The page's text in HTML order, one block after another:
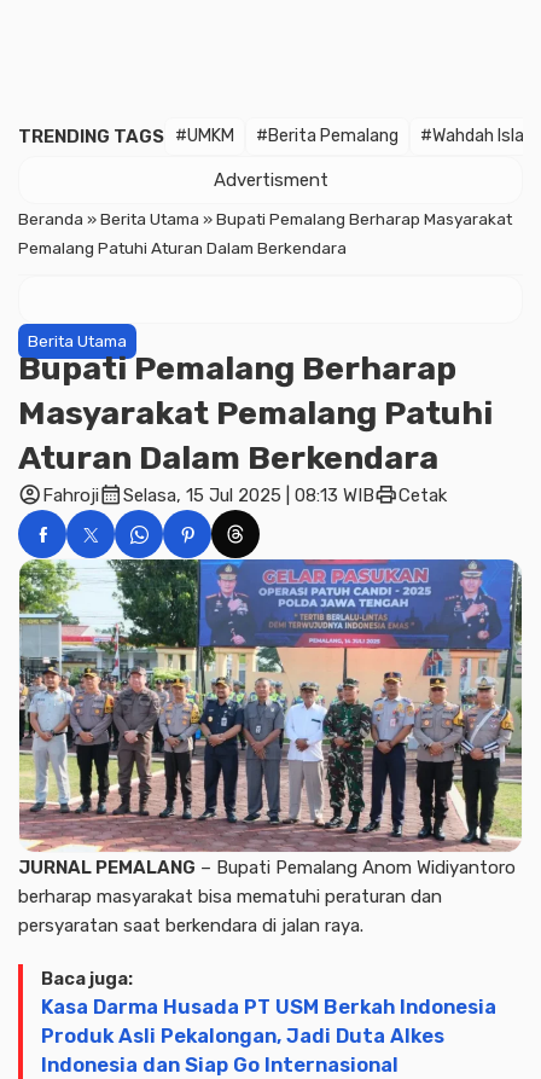
TRENDING TAGS #UMKM #Berita Pemalang #Wahdah
Advertisment
Beranda »Berita Utama »Bupati Pemalang Berharap Masyarakat
Pemalang Patuhi Aturan Dalam Berkendara
Berita Utama
Bupati Pemalang Berharap
Masyarakat Pemalang Patuhi
Aturan Dalam Berkendara
account_circleFahrojicalendar_monthSelasa, 15 Jul 2025 | 08:13 WIBprintCetak
JURNAL PEMALANG – Bupati Pemalang Anom Widiyantoro
berharap masyarakat bisa mematuhi peraturan dan
persyaratan saat berkendara di jalan raya.
Baca juga:
Kasa Darma Husada PT USM Berkah Indonesia
Produk Asli Pekalongan, Jadi Duta Alkes
Indonesia dan Siap Go Internasional